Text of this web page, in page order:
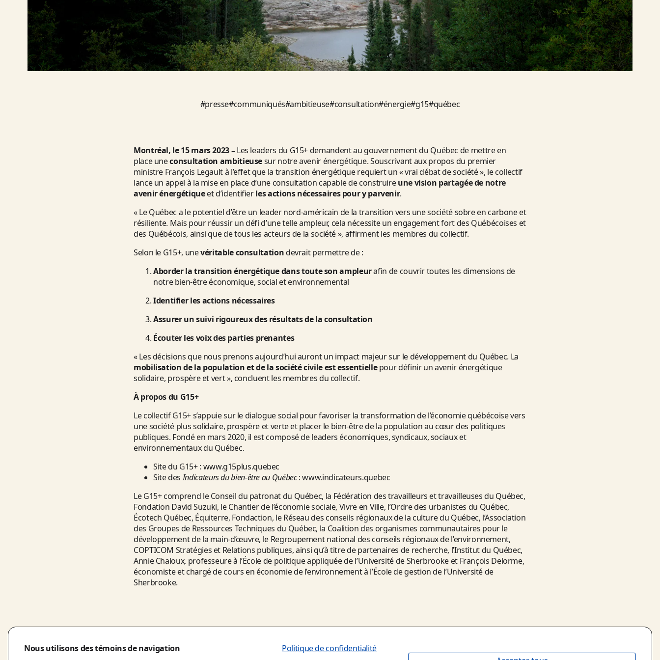
#presse#communiqués#ambitieuse#consultation#énergie#g15#québec
Montréal, le 15 mars 2023 –Les leaders du G15+ demandent au gouvernement du Québec de mettre en
place uneconsultation ambitieusesur notre avenir énergétique. Souscrivant aux propos du premier
ministre François Legault à l’effet que la transition énergétique requiert un « vrai débat de société », le collectif
lance un appel à la mise en place d’une consultation capable de construireune vision partagée de notre
avenir énergétiqueet d’identifierles actions nécessaires pour y parvenir.
« Le Québec a le potentiel d’être un leader nord-américain de la transition vers une société sobre en carbone et
résiliente. Mais pour réussir un défi d’une telle ampleur, cela nécessite un engagement fort des Québécoises et
des Québécois, ainsi que de tous les acteurs de la société », affirment les membres du collectif.
Selon le G15+, unevéritableconsultationdevrait permettre de :
Aborder la transition énergétique dans toute son ampleurafin de couvrir toutes les dimensions de
notre bien-être économique, social et environnemental
Identifier les actions nécessaires
Assurer un suivi rigoureux des résultats de la consultation
Écouter les voix des parties prenantes
« Les décisions que nous prenons aujourd’hui auront un impact majeur sur le développement du Québec. La
mobilisation de la population et de la société civile est essentiellepour définir un avenir énergétique
solidaire, prospère et vert », concluent les membres du collectif.
À propos du G15+
Le collectif G15+ s’appuie sur le dialogue social pour favoriser la transformation de l’économie québécoise vers
une société plus solidaire, prospère et verte et placer le bien-être de la population au cœur des politiques
publiques. Fondé en mars 2020, il est composé de leaders économiques, syndicaux, sociaux et
environnementaux du Québec.
Site du G15+ : www.g15plus.quebec
Site desIndicateurs du bien-être au Québec:www.indicateurs.quebec
Le G15+ comprend le Conseil du patronat du Québec, la Fédération des travailleurs et travailleuses du Québec,
Fondation David Suzuki, le Chantier de l’économie sociale, Vivre en Ville, l’Ordre des urbanistes du Québec,
Écotech Québec, Équiterre, Fondaction, le Réseau des conseils régionaux de la culture du Québec, l’Association
des Groupes de Ressources Techniques du Québec, la Coalition des organismes communautaires pour le
développement de la main-d’œuvre, le Regroupement national des conseils régionaux de l’environnement,
COPTICOM Stratégies et Relations publiques, ainsi qu’à titre de partenaires de recherche, l’Institut du Québec,
Annie Chaloux, professeure à l’École de politique appliquée de l’Université de Sherbrooke et François Delorme,
économiste et chargé de cours en économie de l’environnement à l’École de gestion de l’Université de
Sherbrooke.
Nous utilisons des témoins de navigation
Politique de confidentialité